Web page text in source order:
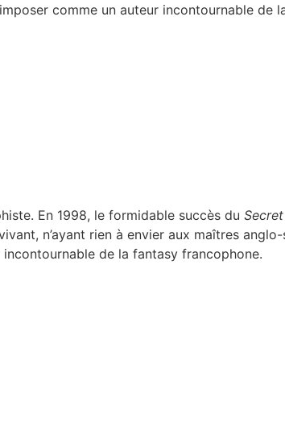
comme un auteur incontournable de
En 1998, le formidable succès du
n’ayant rien à envier aux maîtres
de la fantasy francophone.